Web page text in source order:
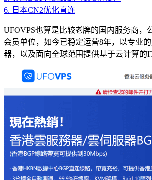
6. 日本CN2优化直连
UFOVPS也算是比较老牌的国内服务商，
会员单位，如今已稳定运营8年，以专业
器，以及面向全球范围提供基于云计算的